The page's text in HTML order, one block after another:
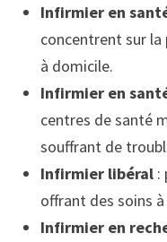
Infirmier en
concentrent sur
à domicile.
Infirmier en
centres de santé
souffrant de
Infirmier libéral:
offrant des soins
Infirmier en